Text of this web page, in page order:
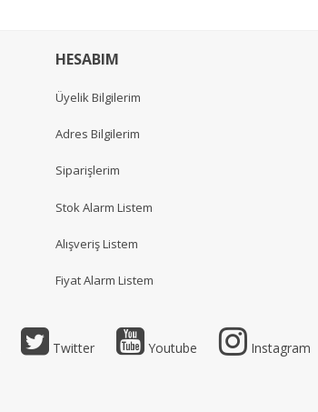
HESABIM
Üyelik Bilgilerim
Adres Bilgilerim
Siparişlerim
Stok Alarm Listem
Alışveriş Listem
Fiyat Alarm Listem
Twitter Youtube Instagram